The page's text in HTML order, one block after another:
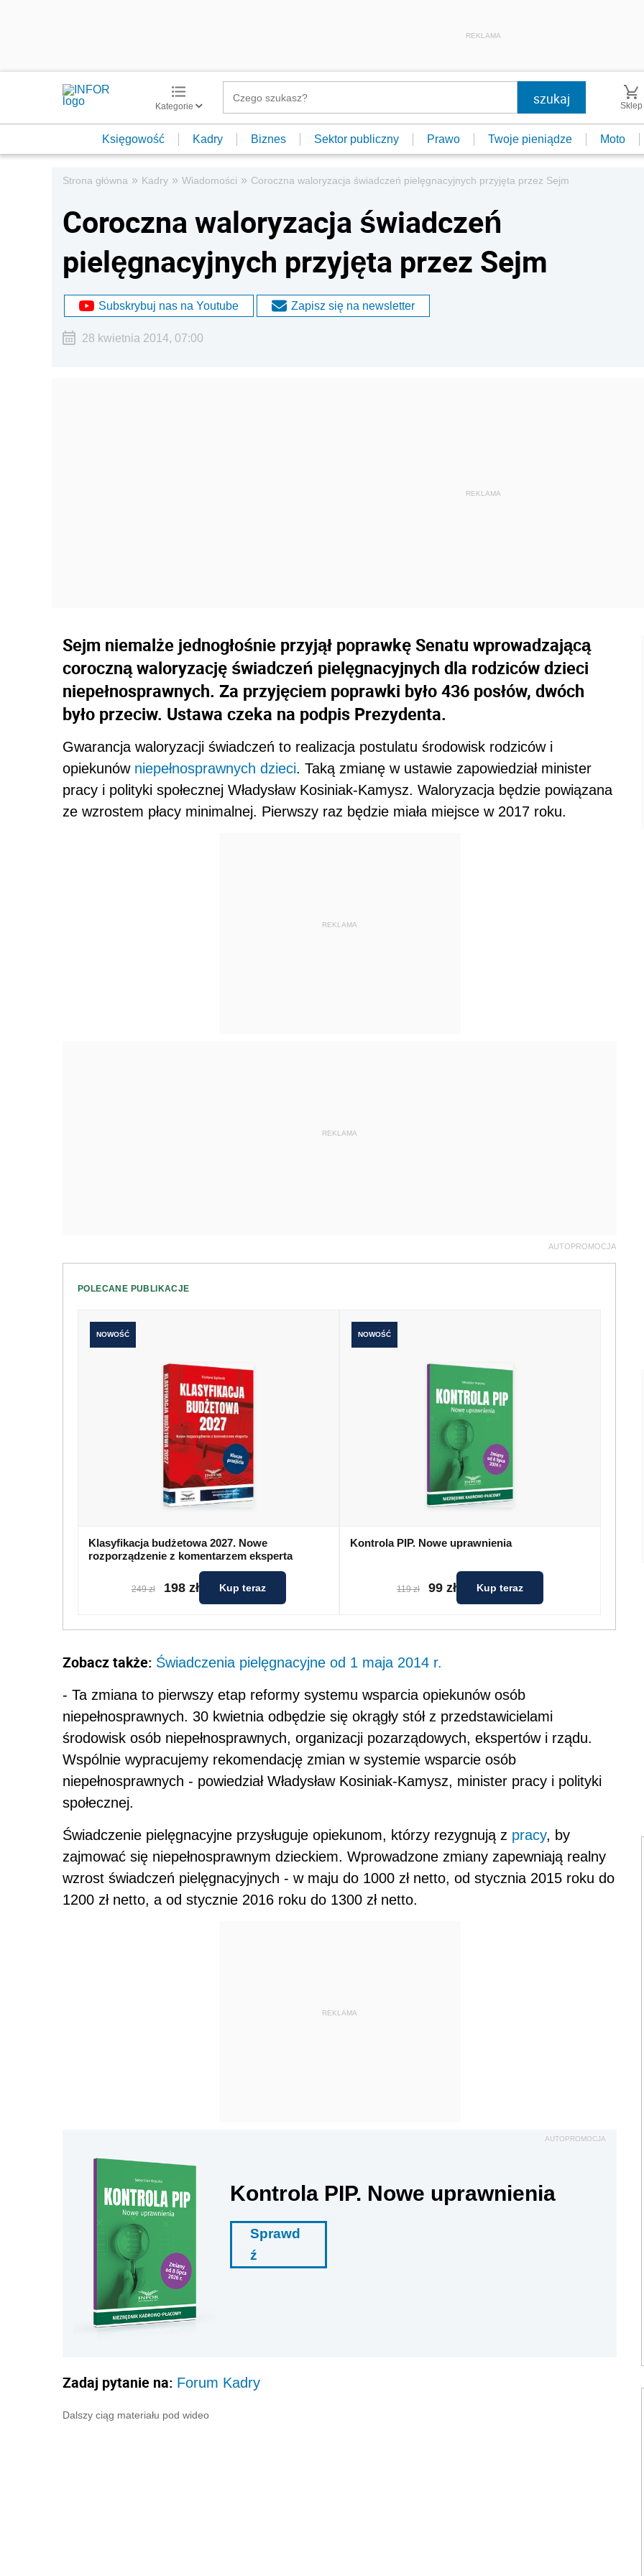
REKLAMA
Kategorie Sklep
Księgowość Kadry Biznes Sektor publiczny Prawo Twoje pieniądze Moto
Strona główna » Kadry » Wiadomości » Coroczna waloryzacja świadczeń pielęgnacyjnych przyjęta przez Sejm
Coroczna waloryzacja świadczeń
pielęgnacyjnych przyjęta przez Sejm
Subskrybuj nas na Youtube Zapisz się na newsletter
28 kwietnia 2014, 07:00
Sejm niemalże jednogłośnie przyjął poprawkę Senatu wprowadzającą
coroczną waloryzację świadczeń pielęgnacyjnych dla rodziców dzieci
niepełnosprawnych. Za przyjęciem poprawki było 436 posłów, dwóch
było przeciw. Ustawa czeka na podpis Prezydenta.
Gwarancja waloryzacji świadczeń to realizacja postulatu środowisk rodziców i
opiekunów niepełnosprawnych dzieci. Taką zmianę w ustawie zapowiedział minister
pracy i polityki społecznej Władysław Kosiniak-Kamysz. Waloryzacja będzie powiązana
ze wzrostem płacy minimalnej. Pierwszy raz będzie miała miejsce w 2017 roku.
REKLAMA
REKLAMA
AUTOPROMOCJA
POLECANE PUBLIKACJE
NOWOŚĆ
Klasyfikacja budżetowa 2027. Nowe
rozporządzenie z komentarzem eksperta
249 zł 198 zł Kup teraz
NOWOŚĆ
Kontrola PIP. Nowe uprawnienia
119 zł 99 zł Kup teraz
Zobacz także: Świadczenia pielęgnacyjne od 1 maja 2014 r.
- Ta zmiana to pierwszy etap reformy systemu wsparcia opiekunów osób
niepełnosprawnych. 30 kwietnia odbędzie się okrągły stół z przedstawicielami
środowisk osób niepełnosprawnych, organizacji pozarządowych, ekspertów i rządu.
Wspólnie wypracujemy rekomendację zmian w systemie wsparcie osób
niepełnosprawnych - powiedział Władysław Kosiniak-Kamysz, minister pracy i polityki
społecznej.
Świadczenie pielęgnacyjne przysługuje opiekunom, którzy rezygnują z pracy, by
zajmować się niepełnosprawnym dzieckiem. Wprowadzone zmiany zapewniają realny
wzrost świadczeń pielęgnacyjnych - w maju do 1000 zł netto, od stycznia 2015 roku do
1200 zł netto, a od stycznie 2016 roku do 1300 zł netto.
REKLAMA
AUTOPROMOCJA
Kontrola PIP. Nowe uprawnienia
Sprawd
ź
Zadaj pytanie na: Forum Kadry
Dalszy ciąg materiału pod wideo